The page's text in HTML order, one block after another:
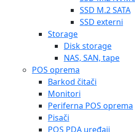
SSD M.2 SATA
SSD externi
Storage
Disk storage
NAS, SAN, tape
POS oprema
Barkod čitači
Monitori
Periferna POS oprema
Pisači
POS PDA uređaji